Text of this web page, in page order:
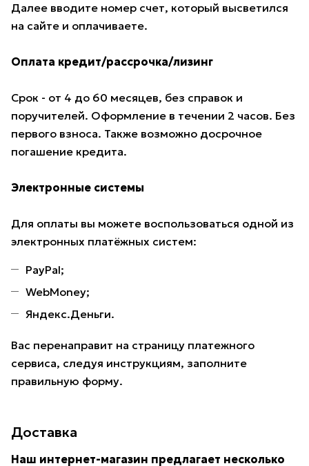
Далее вводите номер счет, который высветился
на сайте и оплачиваете.
Оплата кредит/рассрочка/лизинг
Срок - от 4 до 60 месяцев, без справок и
поручителей. Оформление в течении 2 часов. Без
первого взноса. Также возможно досрочное
погашение кредита.
Электронные системы
Для оплаты вы можете воспользоваться одной из
электронных платёжных систем:
PayPal;
WebMoney;
Яндекс.Деньги.
Вас перенаправит на страницу платежного
сервиса, следуя инструкциям, заполните
правильную форму.
Доставка
Наш интернет-магазин предлагает несколько